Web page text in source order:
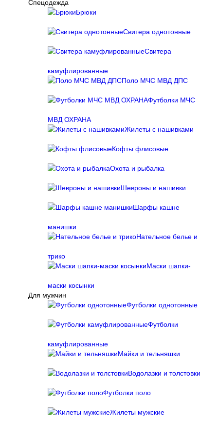
Спецодежда
Брюки
Свитера однотонные
Свитера
камуфлированные
Поло МЧС МВД ДПС
Футболки МЧС
МВД ОХРАНА
Жилеты с нашивками
Кофты флисовые
Охота и рыбалка
Шевроны и нашивки
Шарфы кашне
манишки
Нательное белье и
трико
Маски шапки-
маски косынки
Для мужчин
Футболки однотонные
Футболки
камуфлированные
Майки и тельняшки
Водолазки и толстовки
Футболки поло
Жилеты мужские